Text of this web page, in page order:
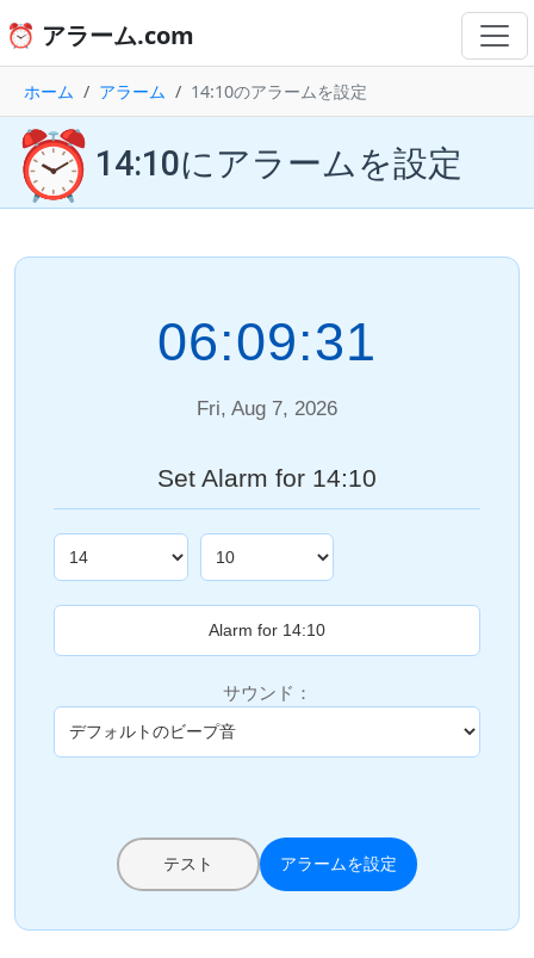
⏰ アラーム.com
ホーム アラーム 14:10のアラームを設定
⏰ 14:10にアラームを設定
06:09:31
Fri, Aug 7, 2026
Set Alarm for 14:10
サウンド：
テスト アラームを設定